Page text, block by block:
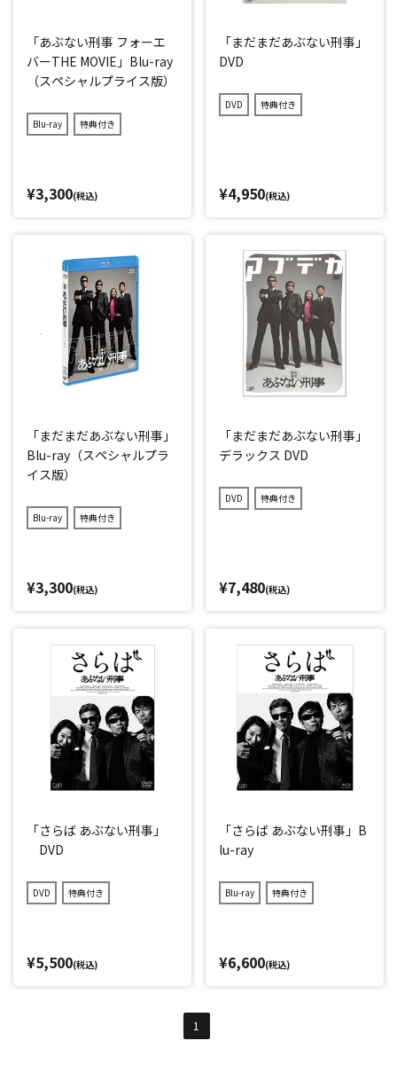
「あぶない刑事 フォーエ
バーTHE MOVIE」Blu-ray
（スペシャルプライス版）
Blu-ray 特典付き
¥3,300(税込)
「まだまだあぶない刑事」
DVD
DVD 特典付き
¥4,950(税込)
「まだまだあぶない刑事」
Blu-ray（スペシャルプラ
イス版）
Blu-ray 特典付き
¥3,300(税込)
「まだまだあぶない刑事」
デラックス DVD
DVD 特典付き
¥7,480(税込)
「さらば あぶない刑事」
DVD
DVD 特典付き
¥5,500(税込)
「さらば あぶない刑事」B
lu-ray
Blu-ray 特典付き
¥6,600(税込)
1